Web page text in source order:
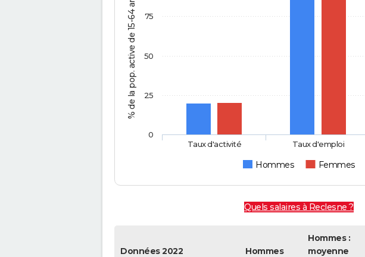
% de la pop. active de 15-64 ans
Hommes Femmes
Taux d'activité Taux d'emploi
0
25
50
75
Quels salaires à Reclesne ?
Données 2022 Hommes
Hommes :
moyenne